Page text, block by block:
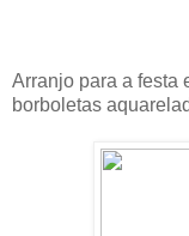
Arranjo para a festa
borboletas